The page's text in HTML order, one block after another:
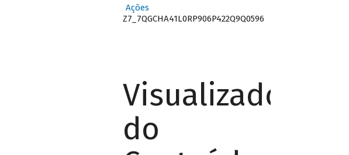
Ações
Z7_7QGCHA41L0RP906P422Q9Q0596
Visualizador
do